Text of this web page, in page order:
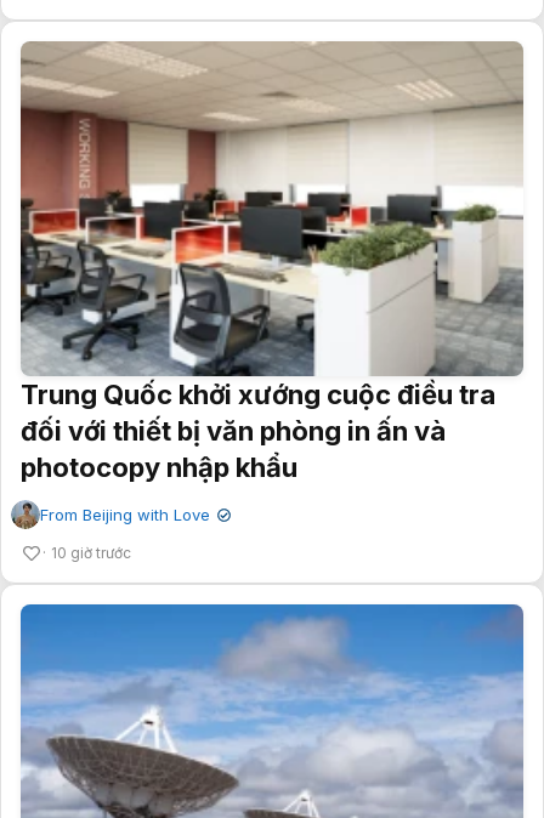
Trung Quốc khởi xướng cuộc điều tra
đối với thiết bị văn phòng in ấn và
photocopy nhập khẩu
From Beijing with Love ✔
10 giờ trước